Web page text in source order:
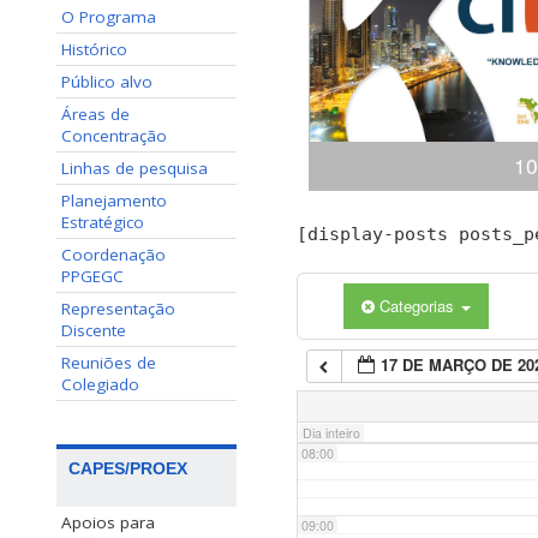
O Programa
Histórico
Público alvo
Áreas de
Concentração
Linhas de pesquisa
Planejamento
Estratégico
Coordenação
PPGEGC
Representação
Discente
Reuniões de
Colegiado
CAPES/PROEX
Apoios para
Congresso Internacional
(ciKi) A 10ª edição do
Conhecimento e
dias 19 e 20 de
Conhecimento,
[display-posts
Categorias
17 DE MARÇO DE
Dia inteiro
02:00
03:00
05:00
07:00
08:00
09:00